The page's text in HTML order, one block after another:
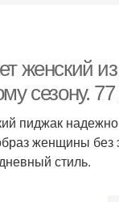
женский
сезону.
пиджак
женщины без
стиль.